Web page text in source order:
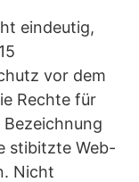
eindeutig,
vor dem
Rechte für
stibitzte Web-
Nicht